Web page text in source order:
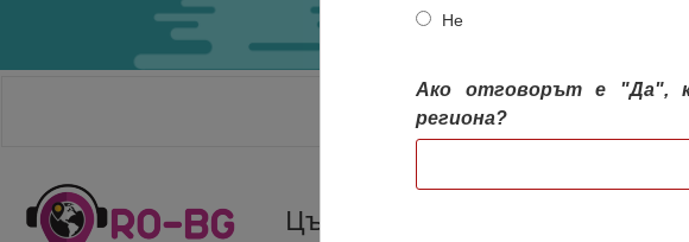
НАЧАЛО
Църква Свети Георги, Русе
Не
Ако отговорът е "Да",
региона?